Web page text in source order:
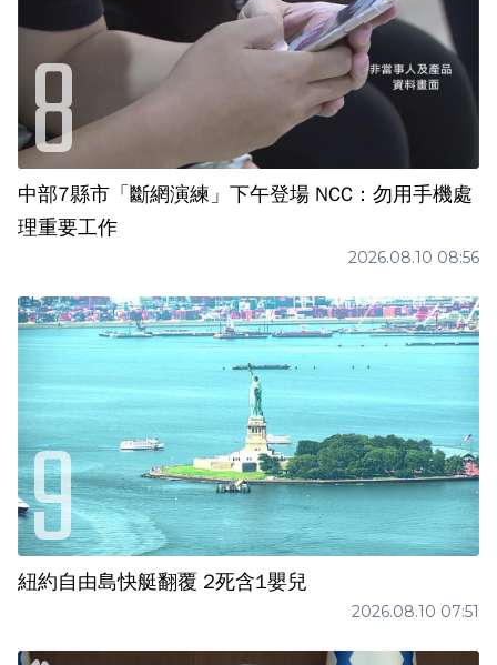
中部7縣市「斷網演練」下午登場 NCC：勿用手機處
理重要工作
2026.08.10 08:56
紐約自由島快艇翻覆 2死含1嬰兒
2026.08.10 07:51